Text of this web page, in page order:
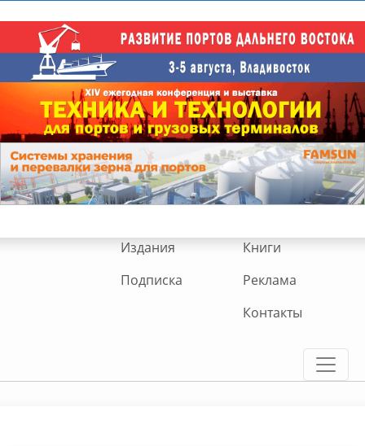
Издания
Книги
Подписка
Реклама
Контакты